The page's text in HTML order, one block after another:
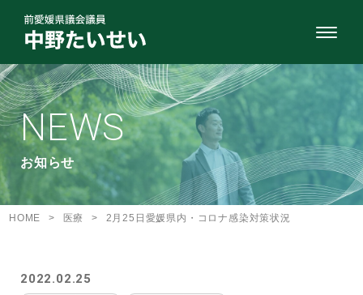
NEWS
お知らせ
HOME > 医療 > 2月25日愛媛県内・コロナ感染対策状況
2022.02.25